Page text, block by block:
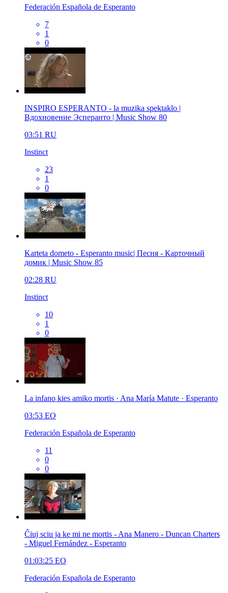
Federación Española de Esperanto
7
1
0
INSPIRO ESPERANTO - la muzika spektaklo |
Вдохновение Эсперанто | Music Show 80
03:51 RU
Instinct
23
1
0
Karteta dometo - Esperanto music| Песня - Карточный
домик | Music Show 85
02:28 RU
Instinct
10
1
0
La infano kies amiko mortis · Ana María Matute · Esperanto
03:53 EO
Federación Española de Esperanto
11
0
0
Ĉiuj sciu ja ke mi ne mortis - Ana Manero - Duncan Charters
- Miguel Fernández - Esperanto
01:03:25 EO
Federación Española de Esperanto